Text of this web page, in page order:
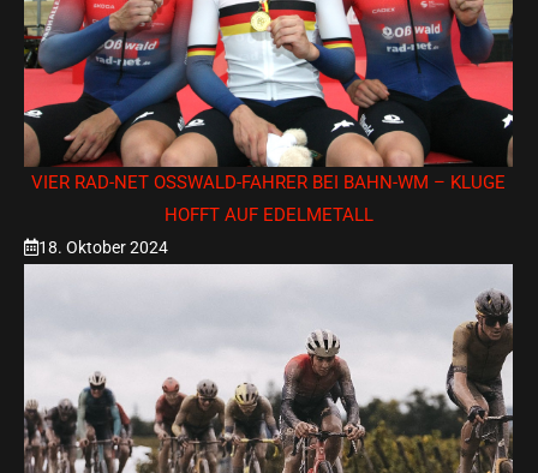
VIER RAD-NET OSSWALD-FAHRER BEI BAHN-WM – KLUGE H
OFFT AUF EDELMETALL
18. Oktober 2024